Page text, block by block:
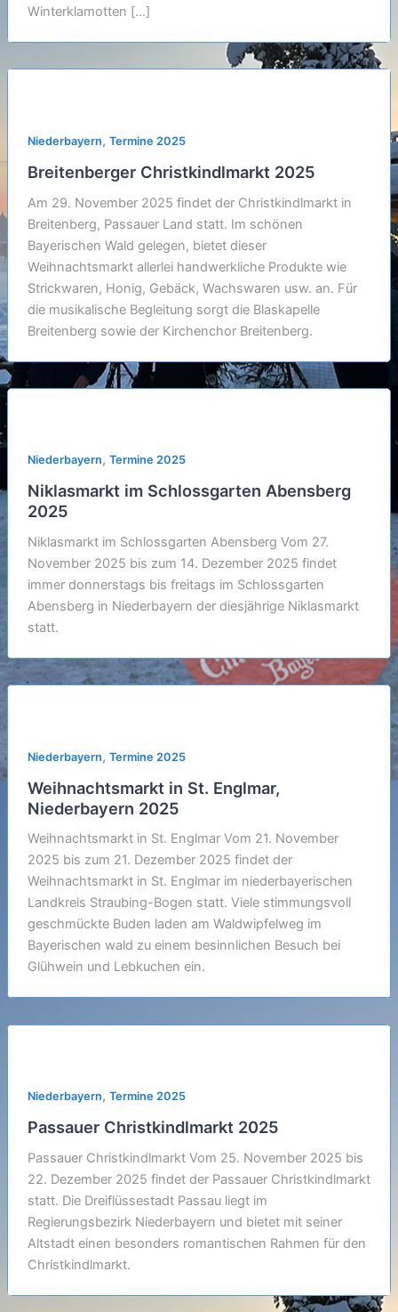
Winterklamotten […]
Niederbayern, Termine 2025
Breitenberger Christkindlmarkt 2025
Am 29. November 2025 findet der Christkindlmarkt in
Breitenberg, Passauer Land statt. Im schönen
Bayerischen Wald gelegen, bietet dieser
Weihnachtsmarkt allerlei handwerkliche Produkte wie
Strickwaren, Honig, Gebäck, Wachswaren usw. an. Für
die musikalische Begleitung sorgt die Blaskapelle
Breitenberg sowie der Kirchenchor Breitenberg.
Niederbayern, Termine 2025
Niklasmarkt im Schlossgarten Abensberg
2025
Niklasmarkt im Schlossgarten Abensberg Vom 27.
November 2025 bis zum 14. Dezember 2025 findet
immer donnerstags bis freitags im Schlossgarten
Abensberg in Niederbayern der diesjährige Niklasmarkt
statt.
Niederbayern, Termine 2025
Weihnachtsmarkt in St. Englmar,
Niederbayern 2025
Weihnachtsmarkt in St. Englmar Vom 21. November
2025 bis zum 21. Dezember 2025 findet der
Weihnachtsmarkt in St. Englmar im niederbayerischen
Landkreis Straubing-Bogen statt. Viele stimmungsvoll
geschmückte Buden laden am Waldwipfelweg im
Bayerischen wald zu einem besinnlichen Besuch bei
Glühwein und Lebkuchen ein.
Niederbayern, Termine 2025
Passauer Christkindlmarkt 2025
Passauer Christkindlmarkt Vom 25. November 2025 bis
22. Dezember 2025 findet der Passauer Christkindlmarkt
statt. Die Dreiflüssestadt Passau liegt im
Regierungsbezirk Niederbayern und bietet mit seiner
Altstadt einen besonders romantischen Rahmen für den
Christkindlmarkt.